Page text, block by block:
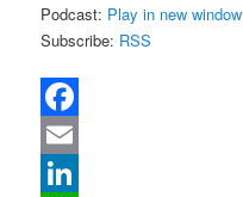
Podcast: Play in new window
Subscribe: RSS
Facebook
Email